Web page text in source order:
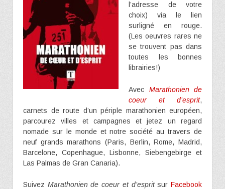
l’adresse de votre
choix) via le lien
surligné en rouge.
(Les oeuvres rares ne
se trouvent pas dans
toutes les bonnes
librairies!)
Avec Marathonien de
coeur et d’esprit,
carnets de route d’un périple marathonien européen,
parcourez villes et campagnes et jetez un regard
nomade sur le monde et notre société au travers de
neuf grands marathons (Paris, Berlin, Rome, Madrid,
Barcelone, Copenhague, Lisbonne, Siebengebirge et
Las Palmas de Gran Canaria).
Suivez Marathonien de coeur et d’espritsurFacebook